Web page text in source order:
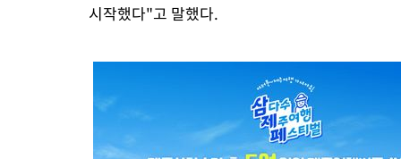
시작했다"고 말했다.